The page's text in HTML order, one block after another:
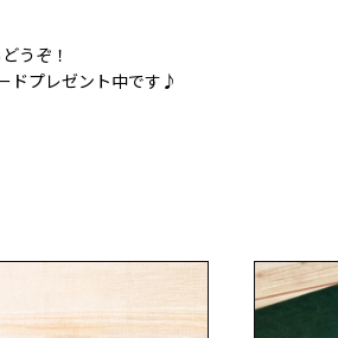
うぞ！
ドプレゼント中です♪